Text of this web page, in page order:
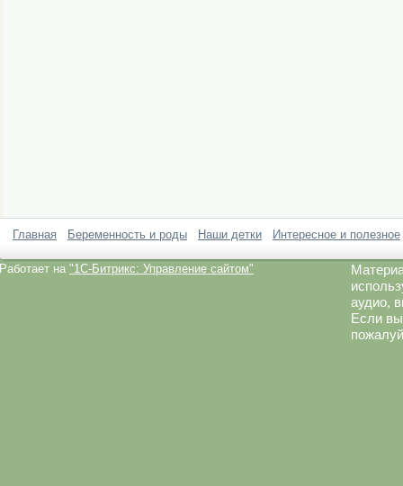
Главная Беременность и роды Наши детки Интересное и полезное
Работает на "1C-Битрикс: Управление сайтом"
аудио,
Если вы